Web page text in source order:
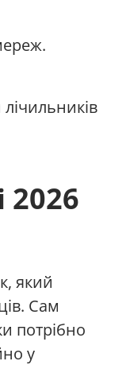
2026
який
Сам
потрібно
у